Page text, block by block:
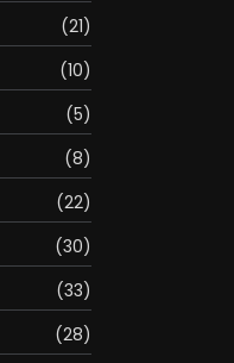
(21)
(10)
(5)
(8)
(22)
(30)
(33)
(28)